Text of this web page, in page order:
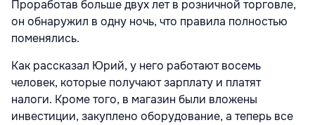
Проработав больше двух лет в розничной торговле,
он обнаружил в одну ночь, что правила полностью
поменялись.
Как рассказал Юрий, у него работают восемь
человек, которые получают зарплату и платят
налоги. Кроме того, в магазин были вложены
инвестиции, закуплено оборудование, а теперь все